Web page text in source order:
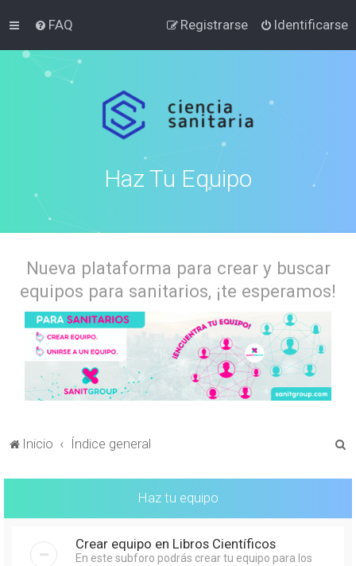
FAQ Identificarse
Registrarse
Haz Tu Equipo
Nueva plataforma para crear y buscar
equipos para sanitarios, ¡te esperamos!
Inicio Índice general
Haz tu equipo
Crear equipo en Libros Científicos
En este subforo podrás crear tu equipo para los